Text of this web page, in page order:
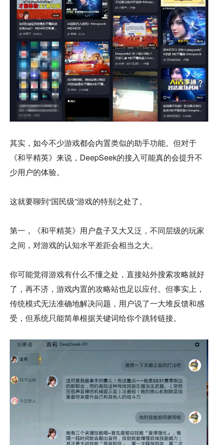
其实，如今不少游戏都会内置类似的助手功能。但对于
《和平精英》来说，DeepSeek的接入可能真的会提升不
少用户的体验。
这就要聊到“国民级”游戏的特别之处了。
第一，《和平精英》用户盘子又大又泛，不同层级的玩家
之间，对游戏的认知水平差距会相当之大。
你可能觉得游戏有什么不懂之处，直接站外搜索攻略就好
了，再不济，游戏内置的攻略站也足以应付。但事实上，
传统模式无法准确地解决问题，用户说了一大堆反馈和感
受，但系统只能简单根据关键词给你个跳转链接。